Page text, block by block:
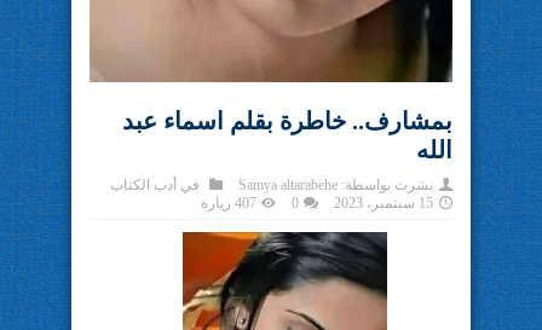
بمشارف.. خاطرة بقلم اسماء عبد
الله
نشرت بواسطة: Samya altarabehe في أدب الكتاب
15 سبتمبر، 2023
0 407 زيارة